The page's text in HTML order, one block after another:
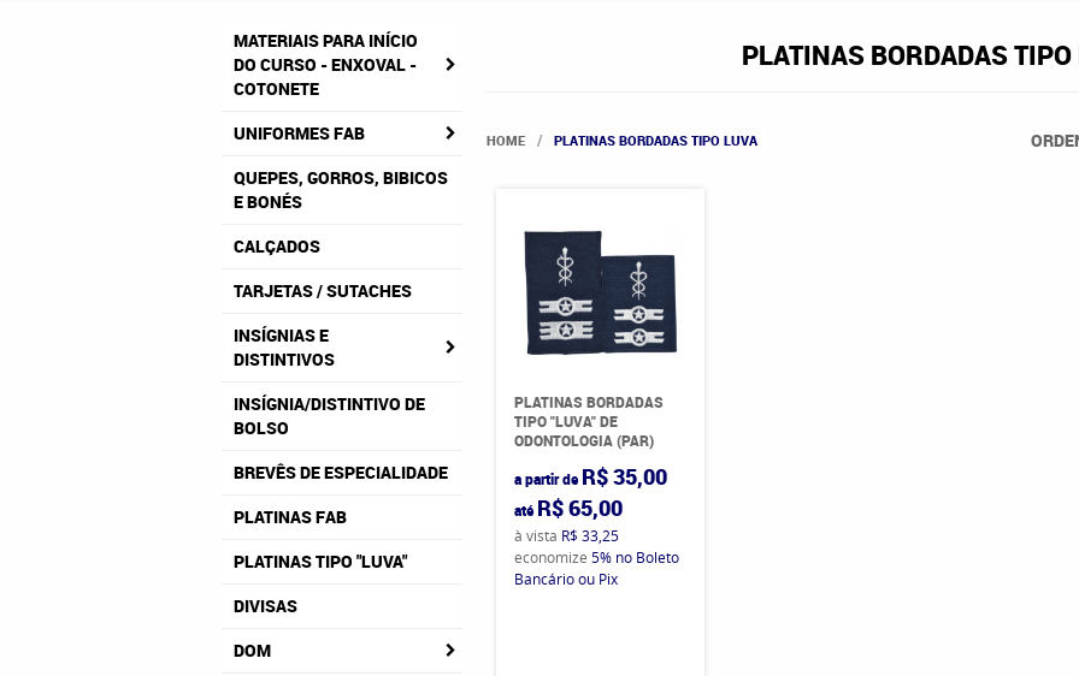
MATERIAIS PARA INÍCIO
DO CURSO - ENXOVAL -
COTONETE
UNIFORMES FAB
QUEPES, GORROS, BIBICOS
E BONÉS
CALÇADOS
TARJETAS / SUTACHES
INSÍGNIAS E
DISTINTIVOS
INSÍGNIA/DISTINTIVO DE
BOLSO
BREVÊS DE ESPECIALIDADE
PLATINAS FAB
PLATINAS TIPO "LUVA"
DIVISAS
DOM
PLATINAS BORDADAS TIPO
HOME PLATINAS BORDADAS TIPO LUVA
PLATINAS BORDADAS
TIPO "LUVA" DE
ODONTOLOGIA (PAR)
a partir de R$ 35,00
até R$ 65,00
à vista R$ 33,25
economize 5% no Boleto
Bancário ou Pix